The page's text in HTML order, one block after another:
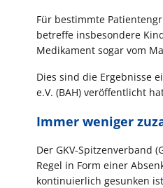
Für bestimmte
betreffe insbesondere
Medikament sogar vom
Dies sind die Ergebnisse
e.V. (BAH) veröffentlicht
Immer weniger
Der GKV-Spitzenverband
Regel in Form einer
kontinuierlich gesunken